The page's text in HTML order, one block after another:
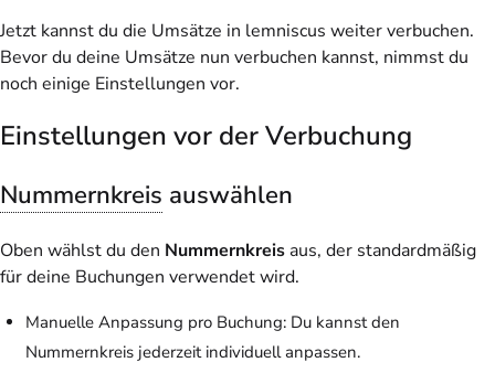
Jetzt kannst du die Umsätze in lemniscus weiter verbuchen.
Bevor du deine Umsätze nun verbuchen kannst, nimmst du
noch einige Einstellungen vor.
Einstellungen vor der Verbuchung
Nummernkreis auswählen
Oben wählst du den Nummernkreis aus, der standardmäßig
für deine Buchungen verwendet wird.
Manuelle Anpassung pro Buchung: Du kannst den
Nummernkreis jederzeit individuell anpassen.